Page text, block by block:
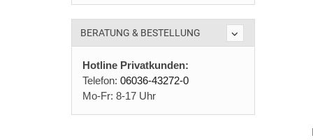
BERATUNG & BESTELLUNG
Hotline Privatkunden:
Telefon: 06036-43272-0
Mo-Fr: 8-17 Uhr